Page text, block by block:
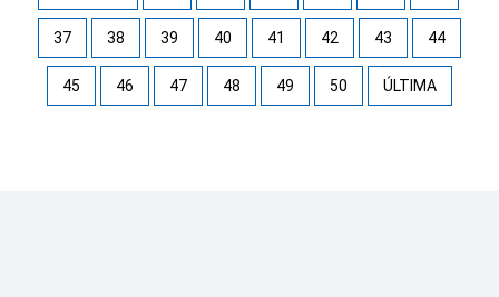
37 38 39 40 41 42 43 44
45 46 47 48 49 50 ÚLTIMA